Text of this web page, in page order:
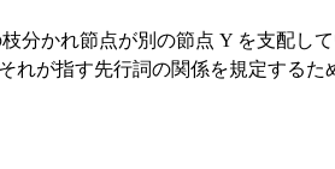
かれ節点が別の節点 Y を支配して
が指す先行詞の関係を規定する